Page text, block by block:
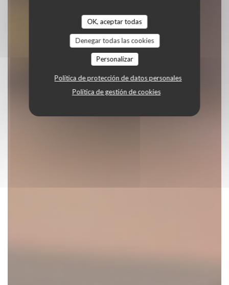
OK, aceptar todas
Denegar todas las cookies
Personalizar
Política de protección de datos personales
Política de gestión de cookies